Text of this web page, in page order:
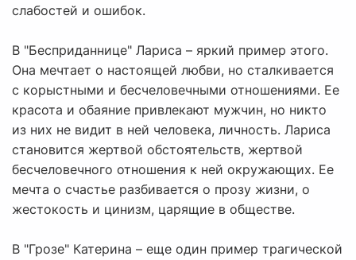
слабостей и ошибок.
В "Бесприданнице" Лариса – яркий пример этого.
Она мечтает о настоящей любви, но сталкивается
с корыстными и бесчеловечными отношениями. Ее
красота и обаяние привлекают мужчин, но никто
из них не видит в ней человека, личность. Лариса
становится жертвой обстоятельств, жертвой
бесчеловечного отношения к ней окружающих. Ее
мечта о счастье разбивается о прозу жизни, о
жестокость и цинизм, царящие в обществе.
В "Грозе" Катерина – еще один пример трагической